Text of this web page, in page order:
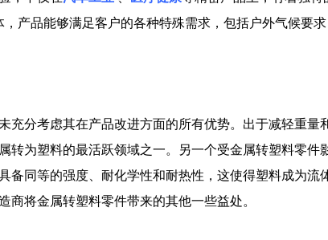
，产品能够满足客户的各种特殊需求，包括户外气候要
充分考虑其在产品改进方面的所有优势。出于减轻重量
转为塑料的最活跃领域之一。另一个受金属转塑料零件
备同等的强度、耐化学性和耐热性，这使得塑料成为流
将金属转塑料零件带来的其他一些益处。